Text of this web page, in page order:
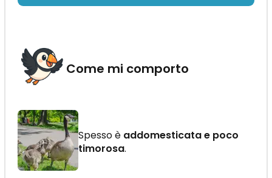
Come mi comporto
Spesso è addomesticata e poco
timorosa.